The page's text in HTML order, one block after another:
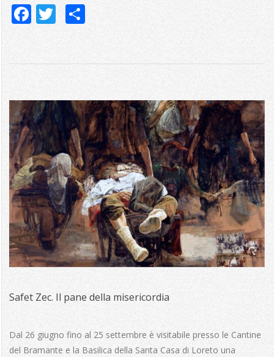
Facebook
Twitter
Safet Zec. Il pane della misericordia
25
Dal 26 giugno fino al 25 settembre è visitabile presso le Cantine
del Bramante e la Basilica della Santa Casa di Loreto una